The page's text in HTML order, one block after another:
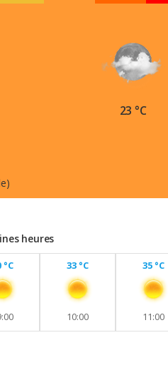
23 °C
heures
°C 33 °C
10:00
35 °C
11:00